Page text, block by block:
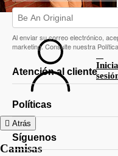
Atrás
Camisas
Al enviar su correo electrónico,
marketing. Consulte nuestra
Atención al cliente
Políticas
Síguenos